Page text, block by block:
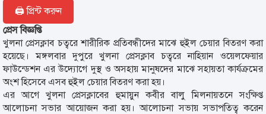
🖨 প্রিন্ট করুন
প্রেস বিজ্ঞপ্তি
খুলনা প্রেসক্লাব চত্বরে শারীরিক প্রতিবন্ধীদের মাঝে হুইল চেয়ার বিতরণ করা
হয়েছে। মঙ্গলবার দুপুরে খুলনা প্রেসক্লাব চত্বরে নাহিয়ান ওয়েলফেয়ার
ফাউন্ডেশন এর উদ্যোগে দুস্থ ও অসহায় মানুষদের মাঝে সহায়তা কার্যক্রমের
অংশ হিসেবে এসব হুইল চেয়ার বিতরণ করা হয়।
এর আগে খুলনা প্রেসক্লাবের হুমায়ুন কবীর বালু মিলনায়তনে সংক্ষিপ্ত
আলোচনা সভার আয়োজন করা হয়। আলোচনা সভায় সভাপতিত্ব করেন